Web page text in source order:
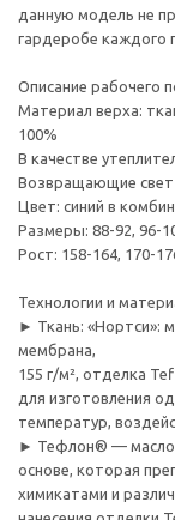
данную модель не
гардеробе каждого
Описание рабочего
Материал верха:
100%
В качестве
Возвращающие
Цвет: синий в
Размеры: 88-92, 96-
Рост: 158-164, 170-
Технологии и
► Ткань: «Нортси»:
мембрана,
155 г/м², отделка
для изготовления
температур,
► Тефлон® —
основе, которая
химикатами и